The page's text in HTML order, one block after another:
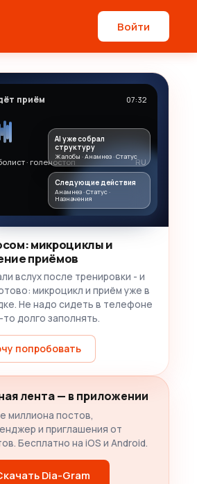
Войти
приём 07:32
· голеностоп RU
AI уже собрал
структуру
Жалобы · Анамнез · Статус
Следующие действия
Анамнез · Статус ·
Назначения
микроциклы и
приёмов
вслух после тренировки - и
микроцикл и приём уже в
Не надо сидеть в телефоне
долго заполнять.
попробовать
лента — в приложении
миллиона постов,
и приглашения от
Бесплатно на iOS и Android.
Dia-Gram